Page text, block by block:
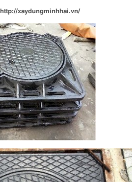
http://xaydungminhhai.vn/